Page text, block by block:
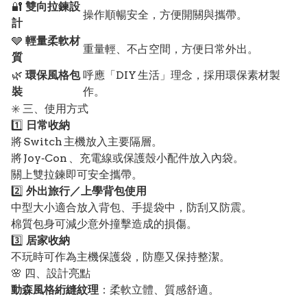
🔐 雙向拉鍊設
計
操作順暢安全，方便開關與攜帶。
🩶 輕量柔軟材
質
重量輕、不占空間，方便日常外出。
🌿 環保風格包
裝
呼應「DIY 生活」理念，採用環保素材製
作。
✳️ 三、使用方式
1️⃣ 日常收納
將 Switch 主機放入主要隔層。
將 Joy‑Con 、充電線或保護殼小配件放入內袋。
關上雙拉鍊即可安全攜帶。
2️⃣ 外出旅行／上學背包使用
中型大小適合放入背包、手提袋中，防刮又防震。
棉質包身可減少意外撞擊造成的損傷。
3️⃣ 居家收納
不玩時可作為主機保護袋，防塵又保持整潔。
🌸 四、設計亮點
動森風格絎縫紋理 ：柔軟立體、質感舒適。